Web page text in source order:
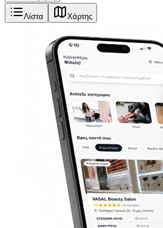
Λίστα Χάρτης